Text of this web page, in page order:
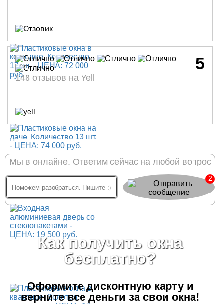
5
148 отзывов на Yell
Мы в онлайне. Ответим сейчас на любой вопрос
2
Как получить окна
бесплатно?
Оформите дисконтную картуи
верните все деньги за свои окна!